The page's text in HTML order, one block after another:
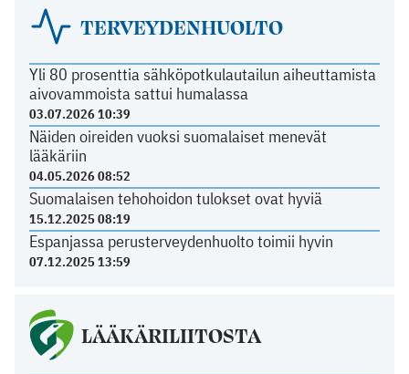
TERVEYDENHUOLTO
Yli 80 prosenttia sähköpotkulautailun aiheuttamista
aivovammoista sattui humalassa
03.07.2026 10:39
Näiden oireiden vuoksi suomalaiset menevät
lääkäriin
04.05.2026 08:52
Suomalaisen tehohoidon tulokset ovat hyviä
15.12.2025 08:19
Espanjassa perusterveydenhuolto toimii hyvin
07.12.2025 13:59
LÄÄKÄRILIITOSTA